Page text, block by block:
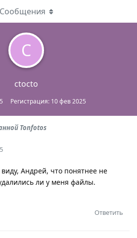
C
ctocto
Регистрация: 10 фев 2025
Сообщения
Tonfotos
Андрей, что понятнее не
ли у меня файлы.
Ответить